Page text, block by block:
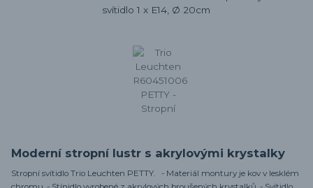
Moderní stropní lustr s akrylovými krystalky
Stropní svítidlo Trio Leuchten PETTY. - Materiál montury je kov v lesklém